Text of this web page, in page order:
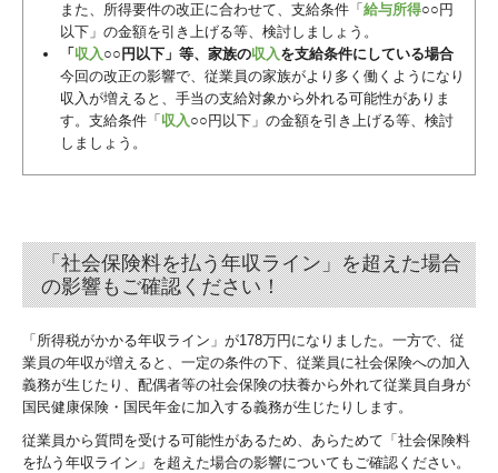
また、所得要件の改正に合わせて、支給条件「 給与所得○○円
以下」の金額を引き上げる等、検討しましょう。
「 収入○○円以下」等、家族の収入を支給条件にしている場合
今回の改正の影響で、従業員の家族がより多く働くようになり
収入が増えると、手当の支給対象から外れる可能性がありま
す。支給条件「 収入○○円以下」の金額を引き上げる等、検討
しましょう。
「社会保険料を払う年収ライン」を超えた場合
の影響もご確認ください！
「所得税がかかる年収ライン」が178万円になりました。一方で、従
業員の年収が増えると、一定の条件の下、従業員に社会保険への加入
義務が生じたり、配偶者等の社会保険の扶養から外れて従業員自身が
国民健康保険・国民年金に加入する義務が生じたりします。
従業員から質問を受ける可能性があるため、あらためて「社会保険料
を払う年収ライン」を超えた場合の影響についてもご確認ください。